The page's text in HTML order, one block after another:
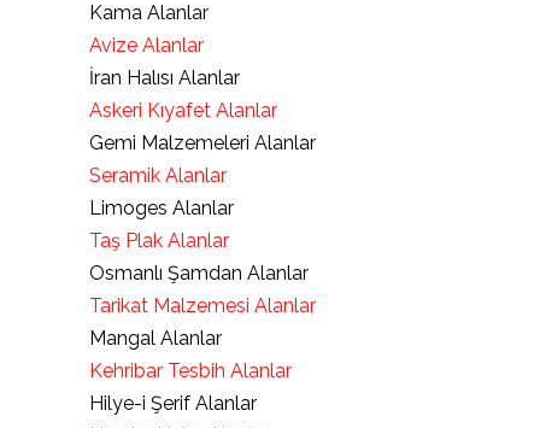
Kama Alanlar
Avize Alanlar
İran Halısı Alanlar
Askeri Kıyafet Alanlar
Gemi Malzemeleri Alanlar
Seramik Alanlar
Limoges Alanlar
Taş Plak Alanlar
Osmanlı Şamdan Alanlar
Tarikat Malzemesi Alanlar
Mangal Alanlar
Kehribar Tesbih Alanlar
Hilye-i Şerif Alanlar